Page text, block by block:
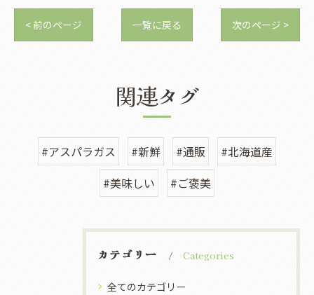
< 前のページ 一覧に戻る 次のページ >
関連タグ
#アスパラガス #新鮮 #通販
#北海道産
#美味しい
#ご褒美
カテゴリー Categories
全てのカテゴリー